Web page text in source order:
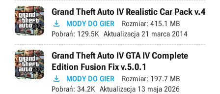
Grand Theft Auto IV Realistic Car Pack v.4
 MODY DO GIER Rozmiar: 415.1 MB
Pobrań: 129.5K Aktualizacja 21 marca 2014
Grand Theft Auto IV GTA IV Complete
Edition Fusion Fix v.5.0.1
 MODY DO GIER Rozmiar: 197.7 MB
Pobrań: 34.2K Aktualizacja 13 maja 2026